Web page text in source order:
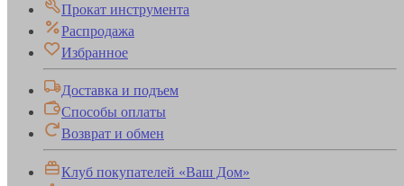
Прокат инструмента
Распродажа
Избранное
Доставка и подъем
Способы оплаты
Возврат и обмен
Клуб покупателей «Ваш Дом»